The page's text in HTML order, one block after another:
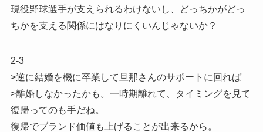
現役野球選手が支えられるわけないし、どっちかがどっ
ちかを支える関係にはなりにくいんじゃないか？
2-3
>逆に結婚を機に卒業して旦那さんのサポートに回れば
>離婚しなかったかも。一時期離れて、タイミングを見て
復帰ってのも手だね。
復帰でブランド価値も上げることが出来るから。